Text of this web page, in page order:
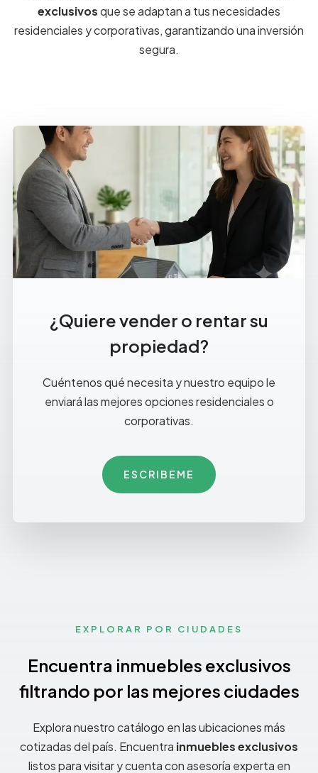
exclusivosque se adaptan a tus necesidades
residenciales y corporativas, garantizando una inversión
segura.
¿Quiere vender o rentar su
propiedad?
Cuéntenos qué necesita y nuestro equipo le
enviará las mejores opciones residenciales o
corporativas.
ESCRIBEME
EXPLORAR POR CIUDADES
Encuentra inmuebles exclusivos
filtrando por las mejores ciudades
Explora nuestro catálogo en las ubicaciones más
cotizadas del país. Encuentra inmuebles exclusivos
listos para visitar y cuenta con asesoría experta en